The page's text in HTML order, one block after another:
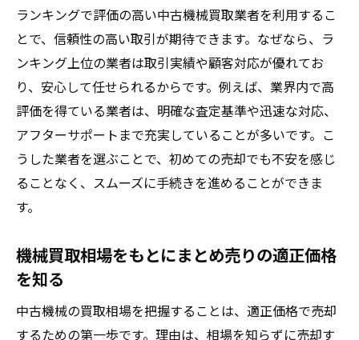
ランキングで評価の高い中古機械買取業者を利用するこ
とで、信頼性の高い取引が期待できます。なぜなら、ラ
ンキング上位の業者は取引実績や顧客対応が優れてお
り、安心して任せられるからです。例えば、業界内で高
評価を得ている業者は、明確な査定基準や迅速な対応、
アフターサポートまで充実していることが多いです。こ
うした業者を選ぶことで、初めての売却でも不安を感じ
ることなく、スムーズに手続きを進めることができま
す。
機械買取相場をもとにまとめ売りの適正価格
を知る
中古機械の買取相場を把握することは、適正価格で売却
するための第一歩です。理由は、相場を知らずに売却す